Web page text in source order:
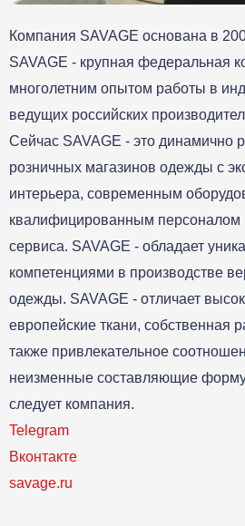
Компания SAVAGE основана в
SAVAGE - крупная федеральная
многолетним опытом работы в
ведущих российских
Сейчас SAVAGE - это динамично
розничных магазинов одежды с
интерьера, современным
квалифицированным персоналом
сервиса. SAVAGE - обладает
компетенциями в производстве
одежды. SAVAGE - отличает
европейские ткани, собственная
также привлекательное
неизменные составляющие
следует компания.
Telegram
Вконтакте
savage.ru